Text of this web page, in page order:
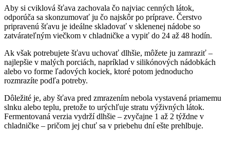
Aby si cviklová šťava zachovala čo najviac cenných látok,
odporúča sa skonzumovať ju čo najskôr po príprave. Čerstvo
pripravenú šťavu je ideálne skladovať v sklenenej nádobe so
zatvárateľným viečkom v chladničke a vypiť do 24 až 48 hodín.
Ak však potrebujete šťavu uchovať dlhšie, môžete ju zamraziť –
najlepšie v malých porciách, napríklad v silikónových nádobkách
alebo vo forme ľadových kociek, ktoré potom jednoducho
rozmrazíte podľa potreby.
Dôležité je, aby šťava pred zmrazením nebola vystavená priamemu
slnku alebo teplu, pretože to urýchľuje stratu výživných látok.
Fermentovaná verzia vydrží dlhšie – zvyčajne 1 až 2 týždne v
chladničke – pričom jej chuť sa v priebehu dní ešte prehlbuje.